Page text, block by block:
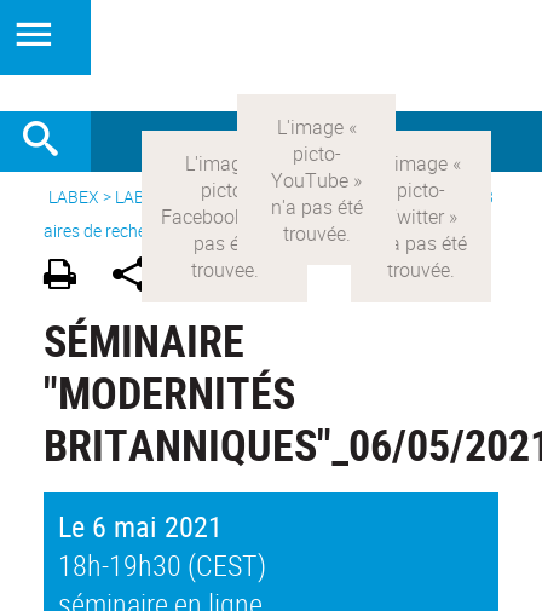
LABEX > LABEX COMOD> Version française > Recherche >
8
aires de recherche> Modernités britanniques
SÉMINAIRE
"MODERNITÉS
BRITANNIQUES"_06/05/
Le 6 mai 2021
18h-19h30 (CEST)